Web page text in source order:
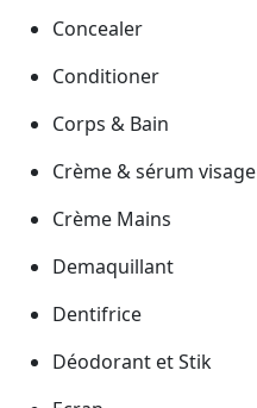
Concealer
Conditioner
Corps & Bain
Crème & sérum visage
Crème Mains
Demaquillant
Dentifrice
Déodorant et Stik